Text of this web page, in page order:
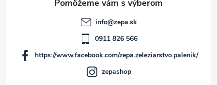
info@zepa.sk
0911 826 566
https://www.facebook.com/zepa.zeleziarstvo.palenik/
zepashop